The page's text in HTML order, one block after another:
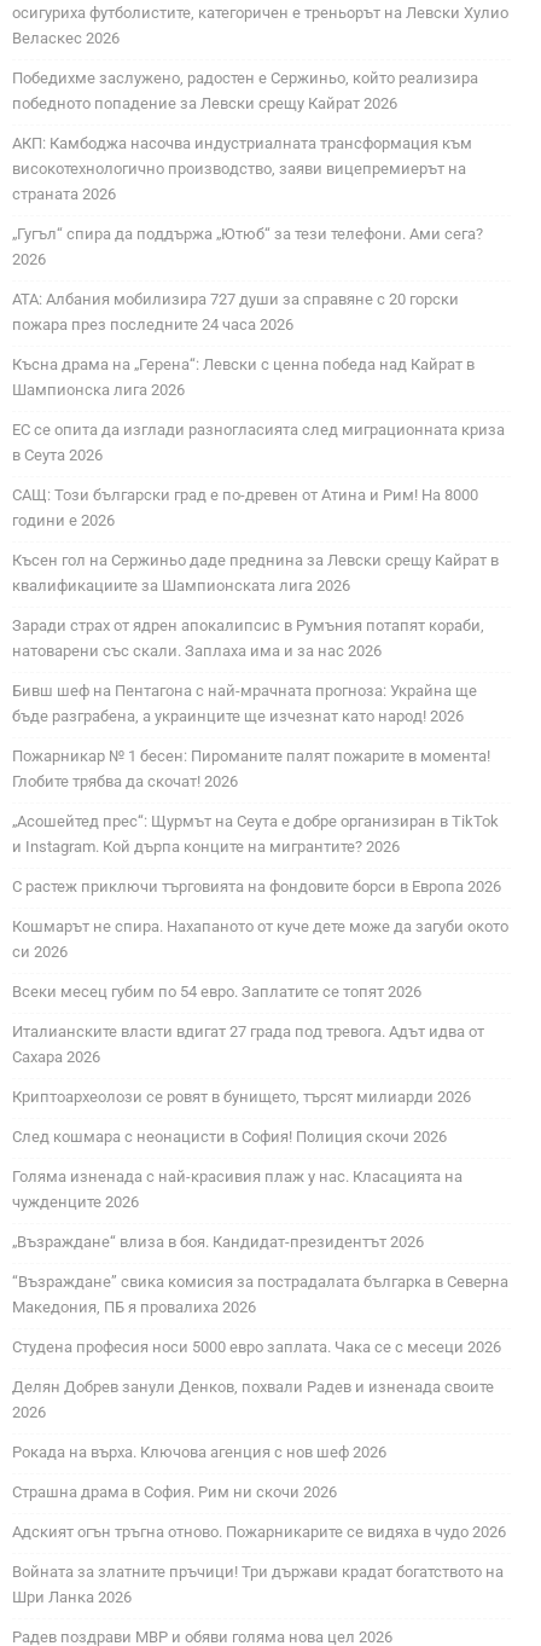
осигуриха футболистите, категоричен е треньорът на Левски Хулио
Веласкес 2026
Победихме заслужено, радостен е Сержиньо, който реализира
победното попадение за Левски срещу Кайрат 2026
АКП: Камбоджа насочва индустриалната трансформация към
високотехнологично производство, заяви вицепремиерът на
страната 2026
„Гугъл“ спира да поддържа „Ютюб“ за тези телефони. Ами сега?
2026
АТА: Албания мобилизира 727 души за справяне с 20 горски
пожара през последните 24 часа 2026
Късна драма на „Герена“: Левски с ценна победа над Кайрат в
Шампионска лига 2026
ЕС се опита да изглади разногласията след миграционната криза
в Сеута 2026
САЩ: Този български град е по-древен от Атина и Рим! На 8000
години е 2026
Късен гол на Сержиньо даде преднина за Левски срещу Кайрат в
квалификациите за Шампионската лига 2026
Заради страх от ядрен апокалипсис в Румъния потапят кораби,
натоварени със скали. Заплаха има и за нас 2026
Бивш шеф на Пентагона с най-мрачната прогноза: Украйна ще
бъде разграбена, а украинците ще изчезнат като народ! 2026
Пожарникар № 1 бесен: Пироманите палят пожарите в момента!
Глобите трябва да скочат! 2026
„Асошейтед прес“: Щурмът на Сеута е добре организиран в TikTok
и Instagram. Кой дърпа конците на мигрантите? 2026
С растеж приключи търговията на фондовите борси в Европа 2026
Кошмарът не спира. Нахапаното от куче дете може да загуби окото
си 2026
Всеки месец губим по 54 евро. Заплатите се топят 2026
Италианските власти вдигат 27 града под тревога. Адът идва от
Сахара 2026
Криптоархеолози се ровят в бунището, търсят милиарди 2026
След кошмара с неонацисти в София! Полиция скочи 2026
Голяма изненада с най-красивия плаж у нас. Класацията на
чужденците 2026
„Възраждане“ влиза в боя. Кандидат-президентът 2026
“Възраждане” свика комисия за пострадалата българка в Северна
Македония, ПБ я провалиха 2026
Студена професия носи 5000 евро заплата. Чака се с месеци 2026
Делян Добрев занули Денков, похвали Радев и изненада своите
2026
Рокада на върха. Ключова агенция с нов шеф 2026
Страшна драма в София. Рим ни скочи 2026
Адският огън тръгна отново. Пожарникарите се видяха в чудо 2026
Войната за златните пръчици! Три държави крадат богатството на
Шри Ланка 2026
Радев поздрави МВР и обяви голяма нова цел 2026